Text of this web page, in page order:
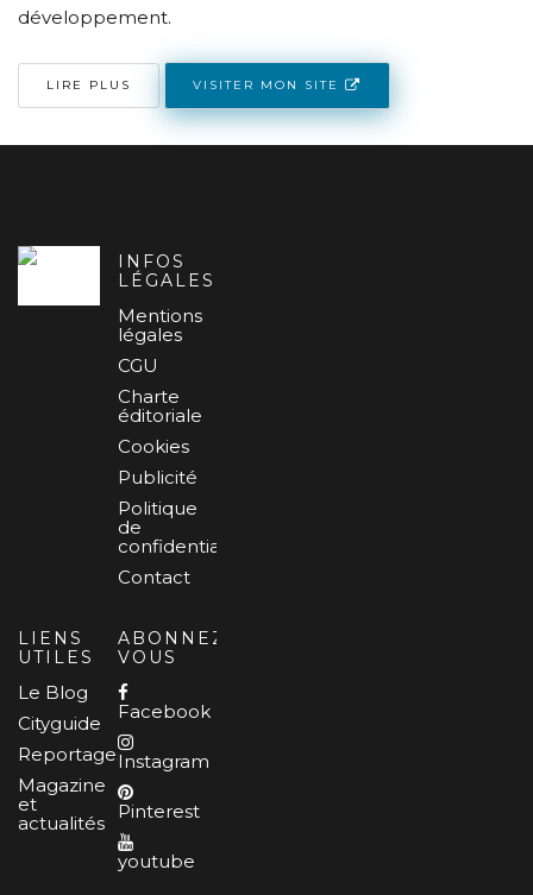
développement.
LIRE PLUS VISITER MON SITE
INFOS
LÉGALES
Mentions
légales
CGU
Charte
éditoriale
Cookies
Publicité
Politique
de
confidentialité
Contact
LIENS
UTILES
Le Blog
Cityguide
Reportages
Magazine
et
actualités
ABONNEZ-
VOUS
Facebook
Instagram
Pinterest
youtube